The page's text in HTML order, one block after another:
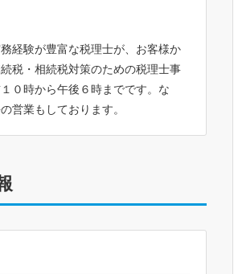
経験が豊富な税理士が、お客様か
税・相続税対策のための税理士事
０時から午後６時までです。な
営業もしております。